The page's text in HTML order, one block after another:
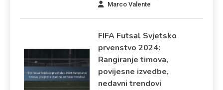
Marco Valente
FIFA Futsal Svjetsko
prvenstvo 2024:
Rangiranje timova,
povijesne izvedbe,
nedavni trendovi